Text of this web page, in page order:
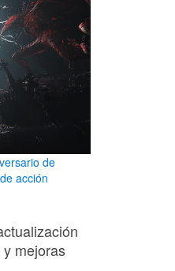
de
acción
mejoras